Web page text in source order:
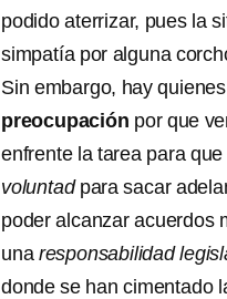
podido aterrizar, pues la
simpatía por alguna
Sin embargo, hay
preocupación por que
enfrente la tarea para
voluntad para sacar
poder alcanzar acuerdos
una responsabilidad
donde se han cimentado